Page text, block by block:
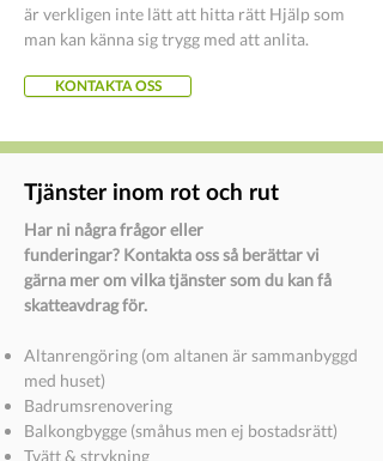
är verkligen inte lätt att hitta rätt Hjälp som
man kan känna sig trygg med att anlita.
KONTAKTA OSS
Tjänster inom rot och rut
​Har ni några frågor eller
funderingar? Kontakta oss så berättar vi
gärna mer om vilka tjänster som du kan få
skatteavdrag för.
Altanrengöring (om altanen är sammanbyggd
med huset)
Badrumsrenovering
Balkongbygge (småhus men ej bostadsrätt)
Tvätt & strykning